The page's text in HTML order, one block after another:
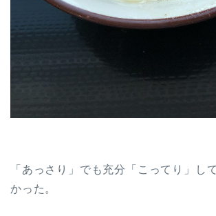
「あっさり」でも充分「こってり」し
かった。